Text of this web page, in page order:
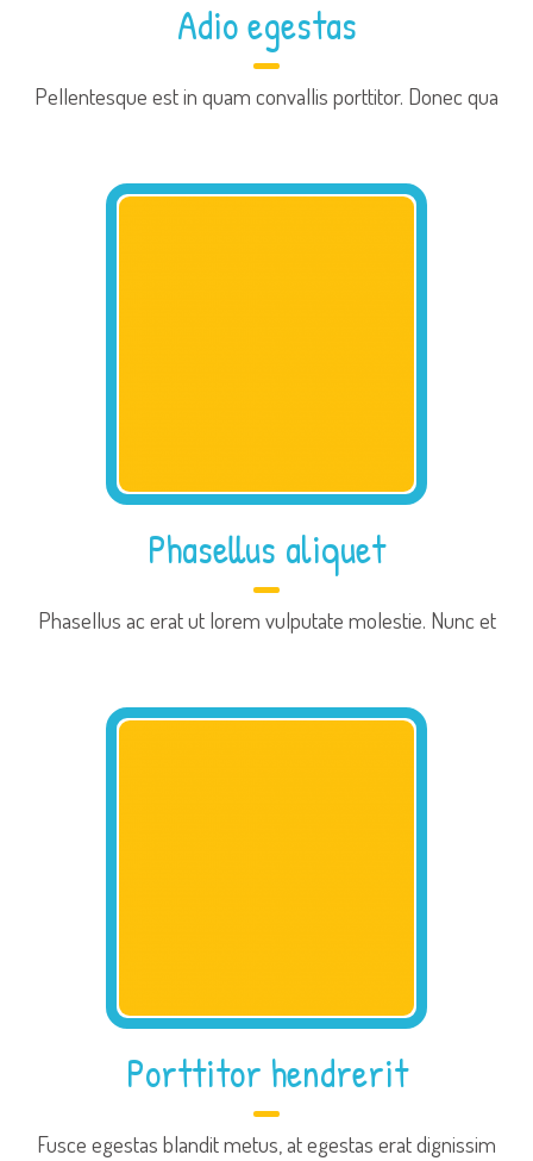
Adio egestas
Pellentesque est in quam convallis porttitor. Donec qua
Phasellus aliquet
Phasellus ac erat ut lorem vulputate molestie. Nunc et
Porttitor hendrerit
Fusce egestas blandit metus, at egestas erat dignissim